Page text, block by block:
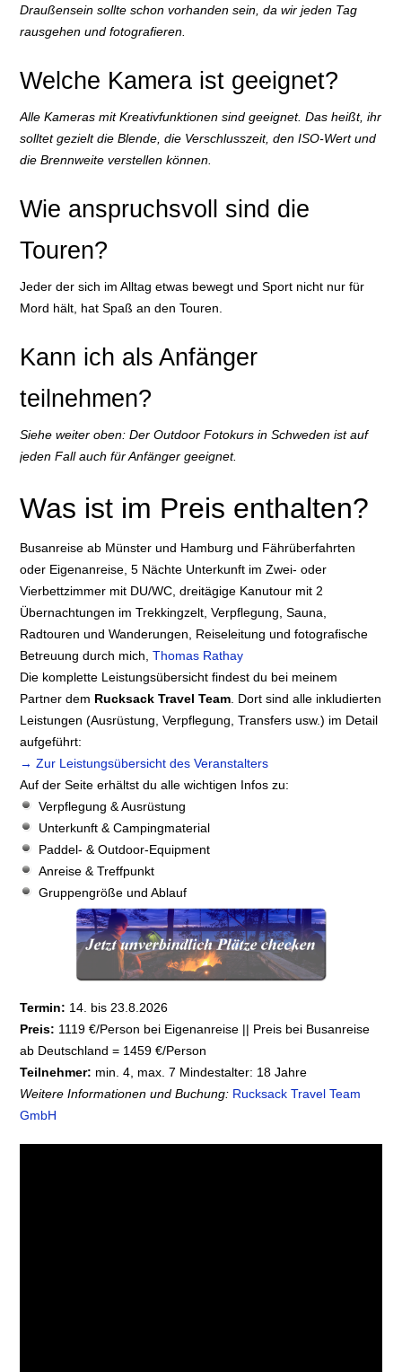
Draußensein sollte schon vorhanden sein, da wir jeden Tag
rausgehen und fotografieren.
Welche Kamera ist geeignet?
Alle Kameras mit Kreativfunktionen sind geeignet. Das heißt, ihr
solltet gezielt die Blende, die Verschlusszeit, den ISO-Wert und
die Brennweite verstellen können.
Wie anspruchsvoll sind die
Touren?
Jeder der sich im Alltag etwas bewegt und Sport nicht nur für
Mord hält, hat Spaß an den Touren.
Kann ich als Anfänger
teilnehmen?
Siehe weiter oben: Der Outdoor Fotokurs in Schweden ist auf
jeden Fall auch für Anfänger geeignet.
Was ist im Preis enthalten?
Busanreise ab Münster und Hamburg und Fährüberfahrten
oder Eigenanreise, 5 Nächte Unterkunft im Zwei- oder
Vierbettzimmer mit DU/WC, dreitägige Kanutour mit 2
Übernachtungen im Trekkingzelt, Verpflegung, Sauna,
Radtouren und Wanderungen, Reiseleitung und fotografische
Betreuung durch mich, Thomas Rathay
Die komplette Leistungsübersicht findest du bei meinem
Partner dem Rucksack Travel Team. Dort sind alle inkludierten
Leistungen (Ausrüstung, Verpflegung, Transfers usw.) im Detail
aufgeführt:
→ Zur Leistungsübersicht des Veranstalters
Auf der Seite erhältst du alle wichtigen Infos zu:
Verpflegung & Ausrüstung
Unterkunft & Campingmaterial
Paddel- & Outdoor-Equipment
Anreise & Treffpunkt
Gruppengröße und Ablauf
Termin: 14. bis 23.8.2026
Preis: 1119 €/Person bei Eigenanreise || Preis bei Busanreise
ab Deutschland = 1459 €/Person
Teilnehmer: min. 4, max. 7 Mindestalter: 18 Jahre
Weitere Informationen und Buchung: Rucksack Travel Team
GmbH